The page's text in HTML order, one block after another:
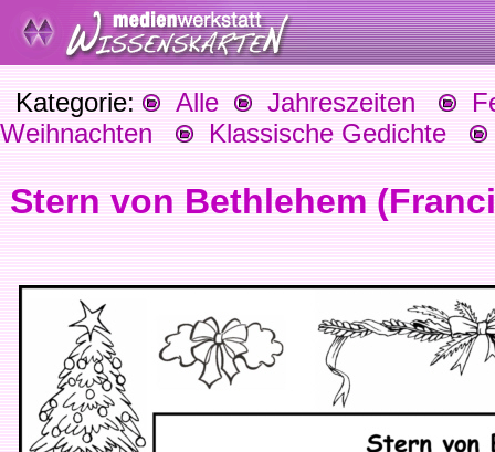
Kategorie: Alle Jahreszeiten
Weihnachten
Klassische Gedichte
Stern von Bethlehem